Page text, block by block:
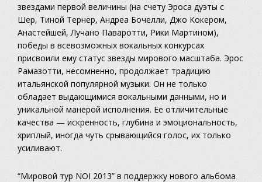
звездами первой величины (на счету Эроса дуэты с
Шер, Тиной Тернер, Андреа Бочелли, Джо Кокером,
Анастейшей, Лучано Паваротти, Рики Мартином),
победы в всевозможных вокальных конкурсах
присвоили ему статус звезды мирового масштаба. Эрос
Рамазотти, несомненно, продолжает традицию
итальянской популярной музыки. Он не только
обладает выдающимися вокальными данными, но и
уникальной манерой исполнения. Ее отличительные
качества — искренность, глубина и эмоциональность,
хриплый, иногда чуть срывающийся голос, их только
усиливают.
“Мировой тур NOI 2013” в поддержку нового альбома